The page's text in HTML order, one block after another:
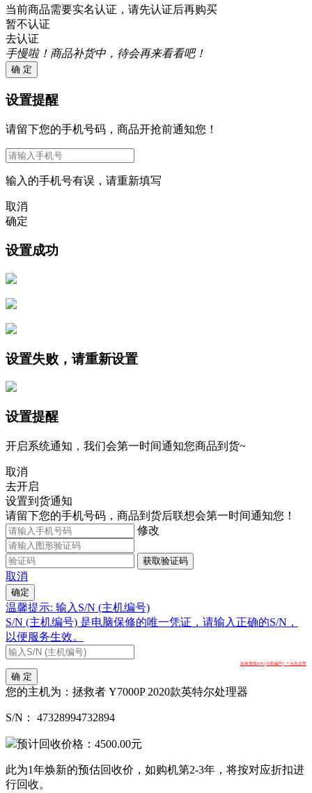
当前商品需要实名认证，请先认证后再购买
暂不认证
去认证
手慢啦！商品补货中，待会再来看看吧！
确 定
设置提醒
请留下您的手机号码，商品开抢前通知您！
输入的手机号有误，请重新填写
取消
确定
设置成功
设置失败，请重新设置
设置提醒
开启系统通知，我们会第一时间通知您商品到货~
取消
去开启
设置到货通知
请留下您的手机号码，商品到货后联想会第一时间通知您！
修改
获取验证码
取消
确定
温馨提示: 输入S/N (主机编号)
S/N (主机编号) 是电脑保修的唯一凭证，请输入正确的S/N，
以便服务生效。
如何查找S/N (主机编号) ？点击这里
确 定
您的主机为： 拯救者 Y7000P 2020款英特尔处理器
S/N： 47328994732894
预计回收价格： 4500.00元
此为1年焕新的预估回收价，如购机第2-3年，将按对应折扣进
行回收。